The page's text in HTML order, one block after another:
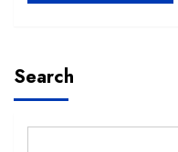
Search